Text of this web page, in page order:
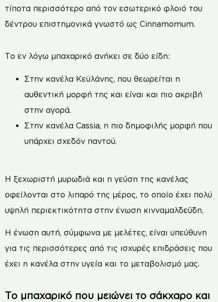
τίποτα περισσότερο από τον εσωτερικό φλοιό του
δέντρου επιστημονικά γνωστό ως Cinnamomum.
Το εν λόγω μπαχαρικό ανήκει σε δύο είδη:
Στην κανέλα Κεϋλάνης, που θεωρείται η
αυθεντική μορφή της και είναι και πιο ακριβή
στην αγορά.
Στην κανέλα Cassia, η πιο δημοφιλής μορφή που
υπάρχει σχεδόν παντού.
Η ξεχωριστή μυρωδιά και η γεύση της κανέλας
οφείλονται στο λιπαρό της μέρος, το οποίο έχει πολύ
υψηλή περιεκτικότητα στην ένωση κινναμαλδεΰδη.
Η ένωση αυτή, σύμφωνα με μελέτες, είναι υπεύθυνη
για τις περισσότερες από τις ισχυρές επιδράσεις που
έχει η κανέλα στην υγεία και το μεταβολισμό μας.
Το μπαχαρικό που μειώνει το σάκχαρο και